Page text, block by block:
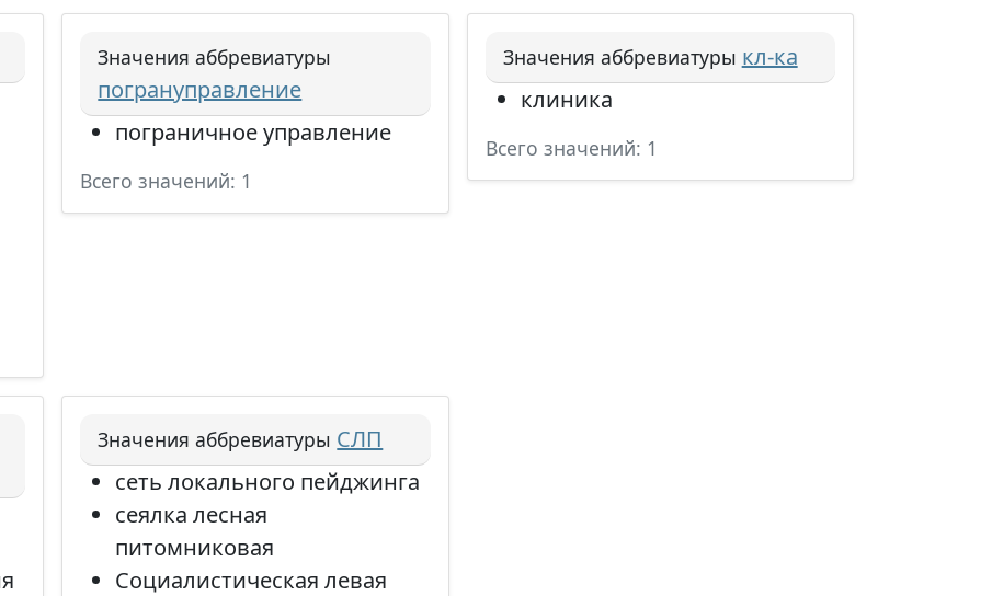
Значения аббревиатуры
погрануправление
пограничное управление
Всего значений: 1
Значения аббревиатуры кл-ка
клиника
Всего значений: 1
Значения аббревиатуры СЛП
сеть локального пейджинга
сеялка лесная
питомниковая
Социалистическая левая